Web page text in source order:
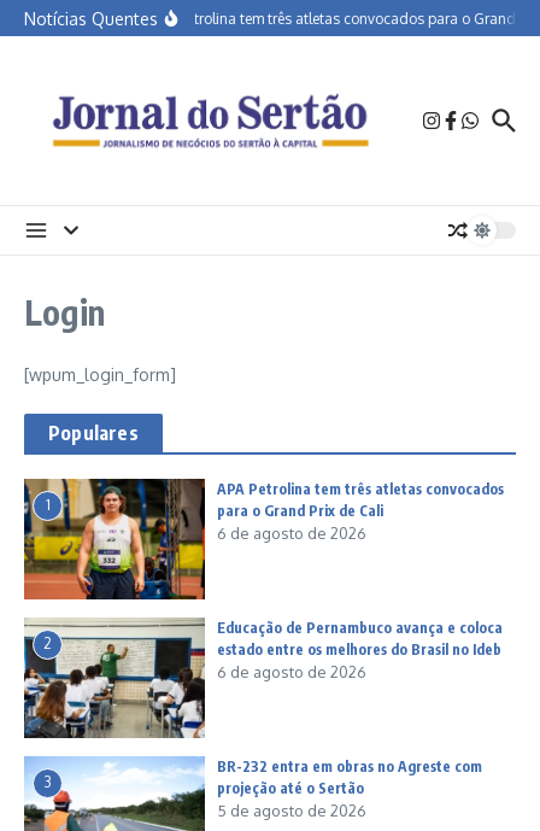
Ir para o conteúdo
Notícias QuentesAPA Petrolina tem três atletas convocados para o Grand
Login
[wpum_login_form]
Populares
1
APA Petrolina tem três atletas convocados
para o Grand Prix de Cali
6 de agosto de 2026
2
Educação de Pernambuco avança e coloca
estado entre os melhores do Brasil no Ideb
6 de agosto de 2026
3
BR-232 entra em obras no Agreste com
projeção até o Sertão
5 de agosto de 2026